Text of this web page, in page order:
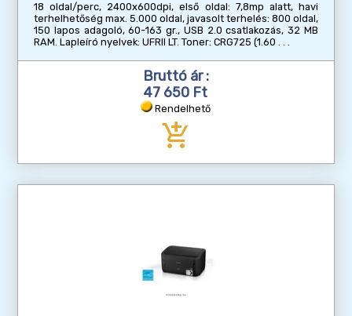
18 oldal/perc, 2400x600dpi, első oldal: 7,8mp alatt, havi
terhelhetőség max. 5.000 oldal, javasolt terhelés: 800 oldal,
150 lapos adagoló, 60-163 gr., USB 2.0 csatlakozás, 32 MB
RAM. Lapleíró nyelvek: UFRII LT. Toner: CRG725 (1.60
Bruttó ár :
47 650 Ft
Rendelhető
add_shopping_cart